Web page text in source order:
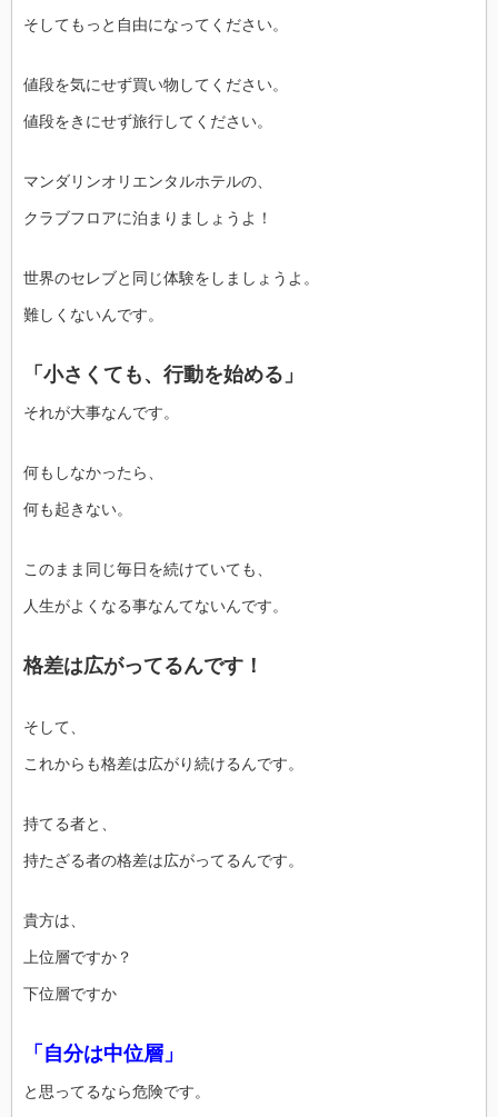
そしてもっと自由になってください。
値段を気にせず買い物してください。
値段をきにせず旅行してください。
マンダリンオリエンタルホテルの、
クラブフロアに泊まりましょうよ！
世界のセレブと同じ体験をしましょうよ。
難しくないんです。
「小さくても、行動を始める」
それが大事なんです。
何もしなかったら、
何も起きない。
このまま同じ毎日を続けていても、
人生がよくなる事なんてないんです。
格差は広がってるんです！
そして、
これからも格差は広がり続けるんです。
持てる者と、
持たざる者の格差は広がってるんです。
貴方は、
上位層ですか？
下位層ですか
「自分は中位層」
と思ってるなら危険です。